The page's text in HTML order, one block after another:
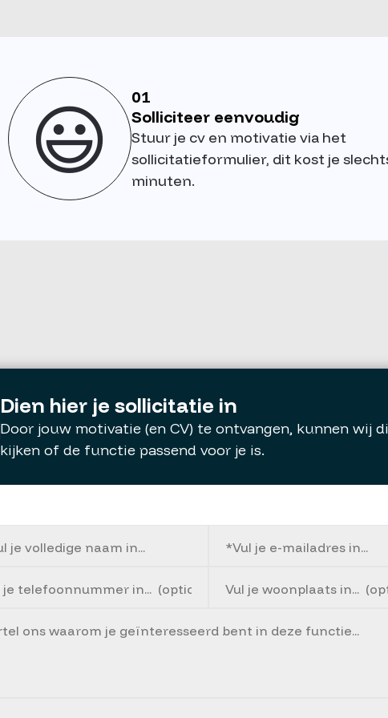
😃
01
Solliciteer eenvoudig
Stuur je cv en motivatie via het
sollicitatieformulier, dit kost je
minuten.
Dien hier je sollicitatie in
Door jouw motivatie (en CV) te ontvangen, kunnen wij
kijken of de functie passend voor je is.